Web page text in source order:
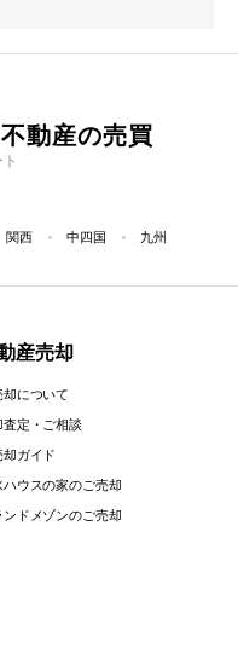
動産の売買
関西 中四国 九州
産売却
却について
査定・ご相談
却ガイド
ハウスの家のご売却
ンドメゾンのご売却